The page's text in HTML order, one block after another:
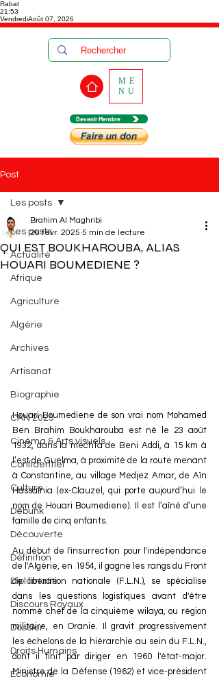
Rabat
21:53
VendrediAoût 07, 2026
Devenir Membre
ME
NU
Post
Les posts
Actualité
Afrique
Agriculture
Algérie
Archives
Artisanat
Biographie
CAN 2025
Cinéma & Arts visuels
Confidentiel
Culture
Debunk
Découverte
Définition
Diplomatie
Discours Royaux
Dossier
Droits Humains
Économie
Les posts
QUI EST BOUKHAROUBA, ALIAS
HOUARI BOUMEDIENE ?
Brahim Al Maghribi
26 févr. 2025 5 min de lecture
Houari Boumediene de son vrai nom Mohamed
Ben Brahim Boukharouba est né le 23 août
1932, dans la mechta de Beni Addi, à 15 km à
l’est de Guelma, à proximité de la route menant
à Constantine, au village Medjez Amar, de Aïn
Hassaïnia (ex-Clauzel, qui porte aujourd’hui le
nom de Houari Boumediene). Il est l’aîné d’une
famille de cinq enfants.
Au début de l'insurrection pour l'indépendance
de l'Algérie, en 1954, il gagne les rangs du Front
de libération nationale (F.L.N.), se spécialise
dans les questions logistiques avant d'être
nommé chef de la cinquième wilaya, ou région
militaire, en Oranie. Il gravit progressivement
les échelons de la hiérarchie au sein du F.L.N.,
dont il finit par diriger en 1960 l'état-major.
Ministre de la Défense (1962) et vice-président